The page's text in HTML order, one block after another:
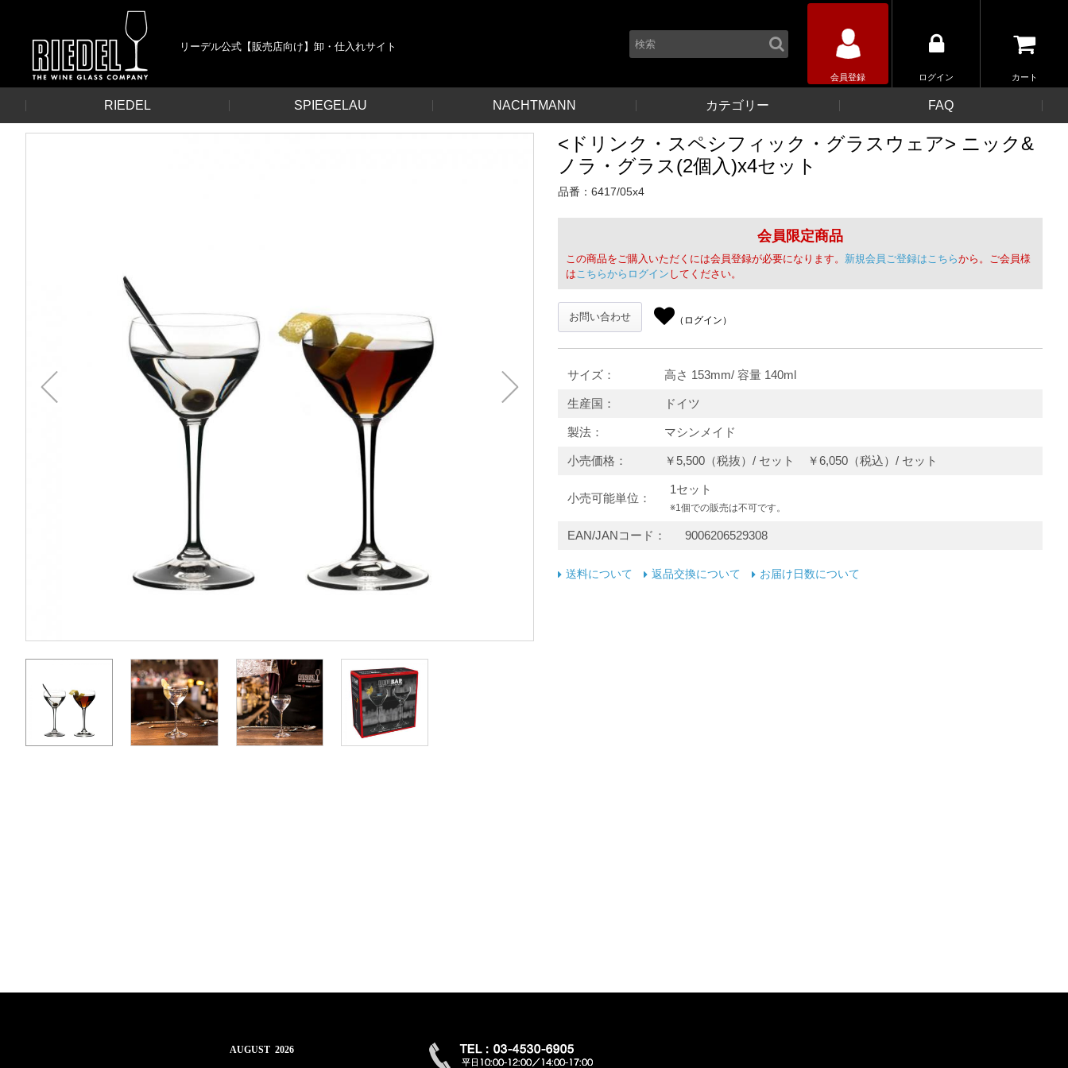
リーデル公式【販売店向け】卸・仕入れサイト
会員登録 ログイン カート
RIEDEL SPIEGELAU NACHTMANN カテゴリー FAQ
<ドリンク・スペシフィック・グラスウェア> ニック&
ノラ・グラス(2個入)x4セット
品番： 6417/05x4
会員限定商品
この商品をご購入いただくには会員登録が必要になります。 新規会員ご登録はこちらから。ご会員様
はこちらからログイン してください。
お問い合わせ （ログイン）
サイズ 高さ 153mm/ 容量 140ml
生産国 ドイツ
製法 マシンメイド
小売価格 ￥5,500（税抜）/ セット ￥6,050（税込）/ セット
小売可能単位
1セット
※1個での販売は不可です。
EAN/JANコード 9006206529308
送料について 返品交換について お届け日数について
AUGUST 2026